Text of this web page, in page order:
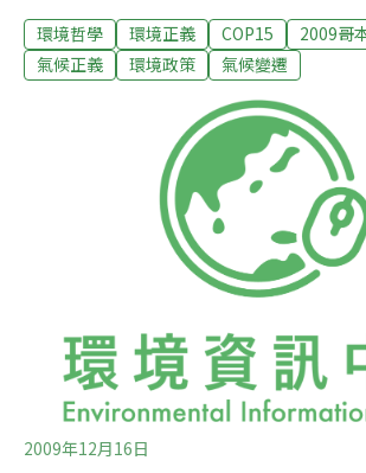
預估將動員萬人以上遊行至會議談判場
「人民的氣候宣言」，與G77+中國的部
將兵分多路，預計於哥本哈根當地時間
右抵達貝拉中心；另有部份群眾準備突
搗協商會場，呼應波利維亞總統的提案。
Evo Morales主張「氣候債」；他認為：
承認造成氣候危機的責任，卻沒有採取
這個問題，就像有人放火燒了你的房子
使一開始不是故意的，工業化國家置之
環境哲學 環境正義 COP15
2009哥
氣候正義
環境政策 氣候變遷
2009年12月16日